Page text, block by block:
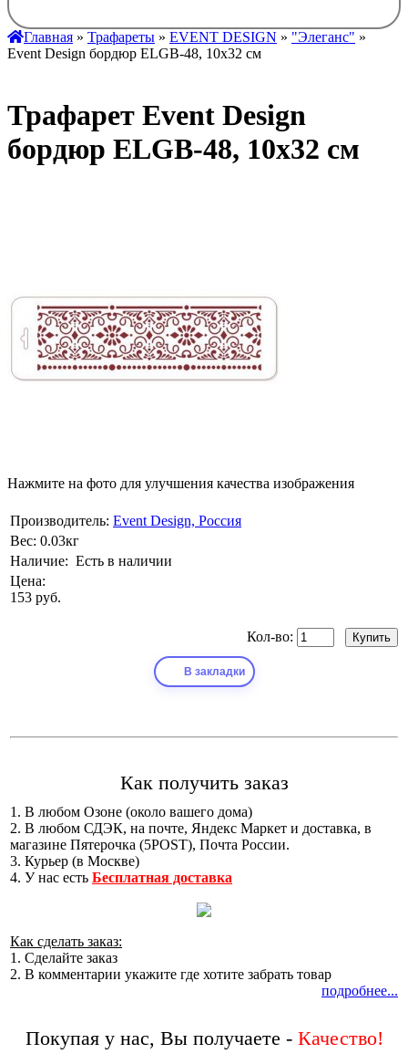
Главная » Трафареты » EVENT DESIGN » "Элеганс" »
Event Design бордюр ELGB-48, 10х32 см
Трафарет Event Design
бордюр ELGB-48, 10х32 см
Нажмите на фото для улучшения качества изображения
Производитель: Event Design, Россия
Вес: 0.03кг
Наличие: Есть в наличии
Цена:
153 руб.
Кол-во:
В закладки
Как получить заказ
1. В любом Озоне (около вашего дома)
2. В любом СДЭК, на почте, Яндекс Маркет и доставка, в
магазине Пятерочка (5POST), Почта России.
3. Курьер (в Москве)
4. У нас есть Бесплатная доставка
Как сделать заказ:
1. Сделайте заказ
2. В комментарии укажите где хотите забрать товар
подробнее...
Покупая у нас, Вы получаете -